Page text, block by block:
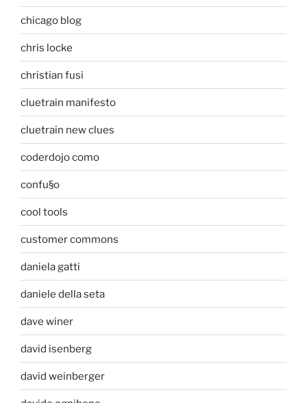
chicago blog
chris locke
christian fusi
cluetrain manifesto
cluetrain new clues
coderdojo como
confu§o
cool tools
customer commons
daniela gatti
daniele della seta
dave winer
david isenberg
david weinberger